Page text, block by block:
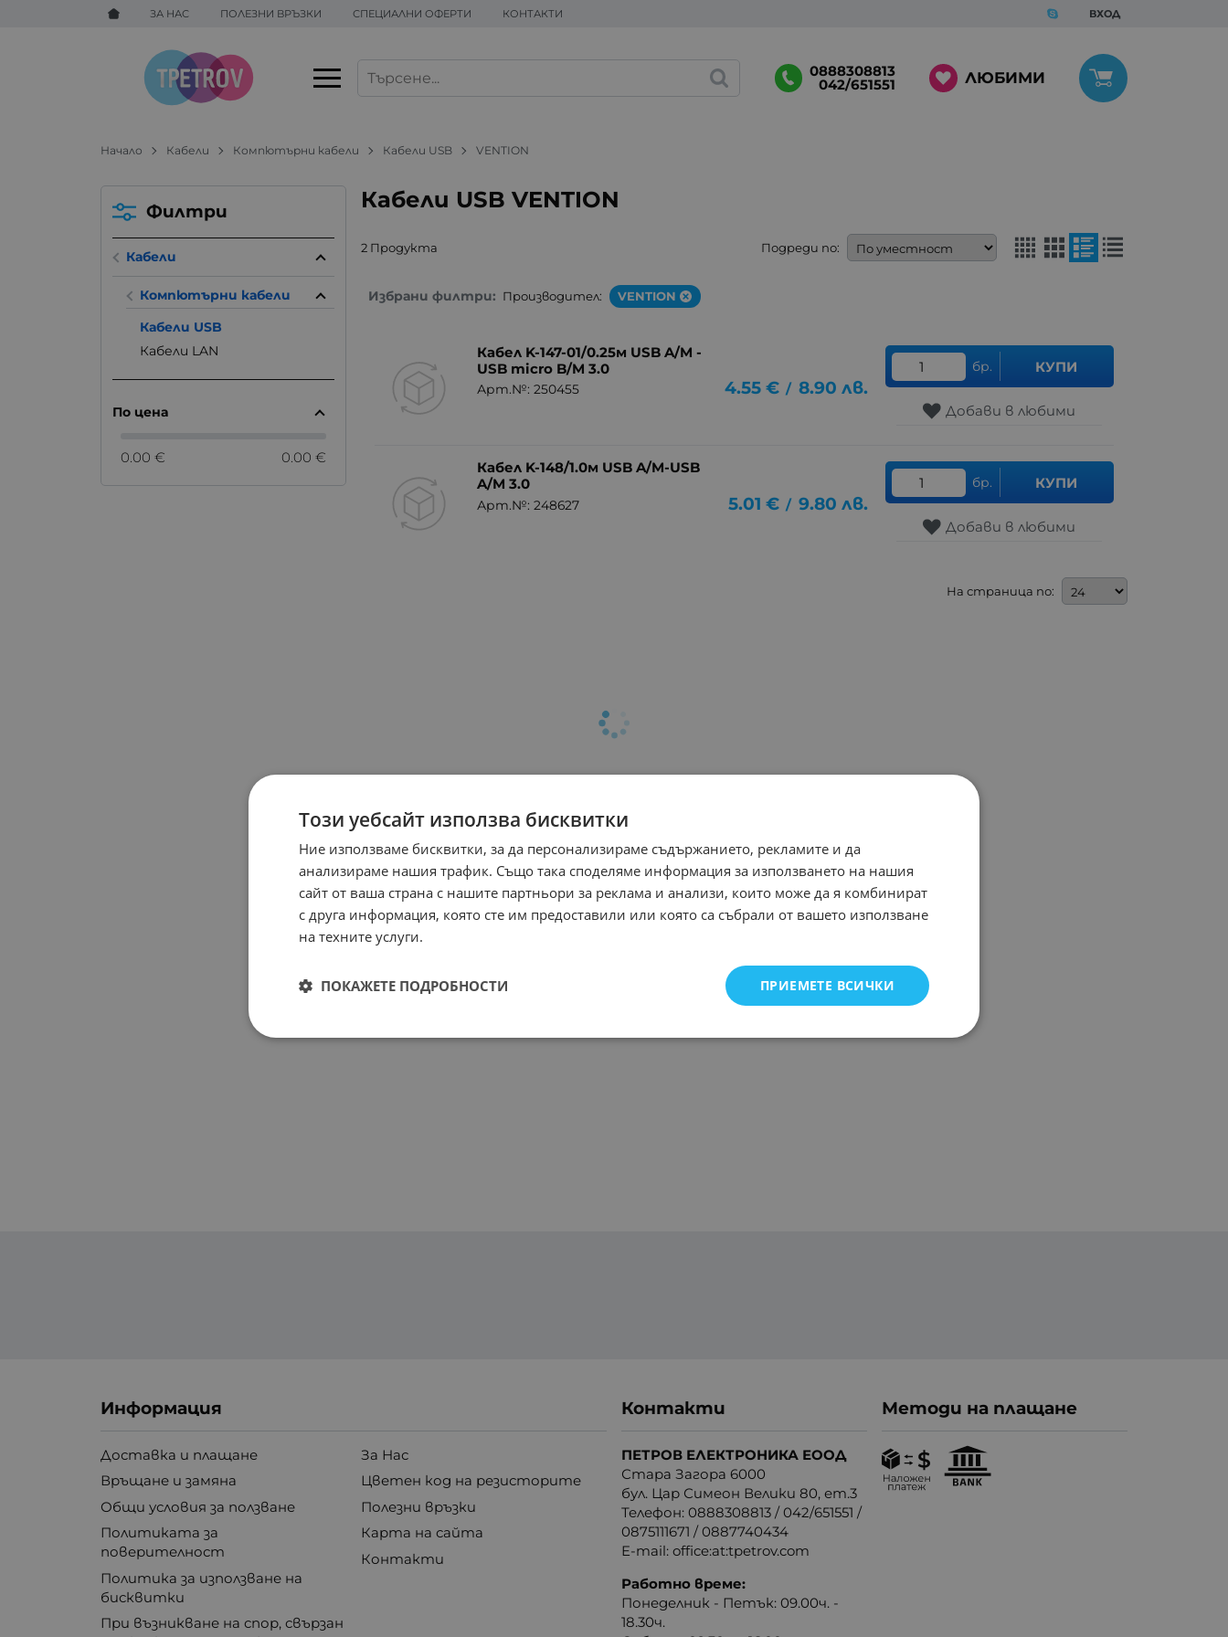
ЗА НАС ПОЛЕЗНИ ВРЪЗКИ СПЕЦИАЛНИ ОФЕРТИ КОНТАКТИ ВХОД
0888308813
042/651551 ЛЮБИМИ
Начало Кабели Компютърни кабели Кабели USB VENTION
Кабели USB VENTION
2 Продукта Подреди по:
Избрани филтри: Производител: VENTION
Кабел K-147-01/0.25м USB A/M -
USB micro B/M 3.0
Арт.№: 250455 4.55 € / 8.90 лв.
бр. КУПИ
Добави в любими
Кабел K-148/1.0м USB A/M-USB
A/M 3.0
Арт.№: 248627 5.01 € / 9.80 лв.
бр. КУПИ
Добави в любими
На страница по:
Филтри
Кабели
Компютърни кабели
Кабели USB
Кабели LAN
По цена
0.00 € 0.00 €
Информация
Доставка и плащане
Връщане и замяна
Общи условия за ползване
Политиката за
поверителност
Политика за използване на
бисквитки
При възникване на спор, свързан
За Нас
Цветен код на резисторите
Полезни връзки
Карта на сайта
Контакти
Контакти
ПЕТРОВ ЕЛЕКТРОНИКА ЕООД
Стара Загора 6000
бул. Цар Симеон Велики 80, ет.3
Телефон:0888308813 /042/651551 /
0875111671 /0887740434
E-mail:office:at:tpetrov.com
Работно време:
Понеделник - Петък: 09.00ч. -
18.30ч.
Методи на плащане
Този уебсайт използва бисквитки
Ние използваме бисквитки, за да персонализираме съдържанието, рекламите и да
анализираме нашия трафик. Също така споделяме информация за използването на нашия
сайт от ваша страна с нашите партньори за реклама и анализи, които може да я комбинират
с друга информация, която сте им предоставили или която са събрали от вашето използване
на техните услуги.
ПРИЕМЕТЕ ВСИЧКИ
ПОКАЖЕТЕ ПОДРОБНОСТИ